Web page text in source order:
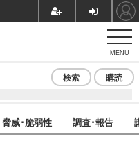
MENU
検索 購読
脅威･脆弱性 調査･報告